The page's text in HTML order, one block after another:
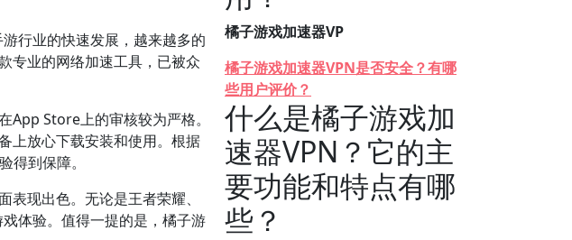
行业的快速发展，越来越多的
专业的网络加速工具，已被众
App Store上的审核较为严格。
上放心下载安装和使用。根据
到保障。
现出色。无论是王者荣耀、
体验。值得一提的是，橘子游
橘子游戏加速器VP
橘子游戏加速器VPN是否安全？有哪
些用户评价？
什么是橘子游戏加
速器VPN？它的主
要功能和特点有哪
些？